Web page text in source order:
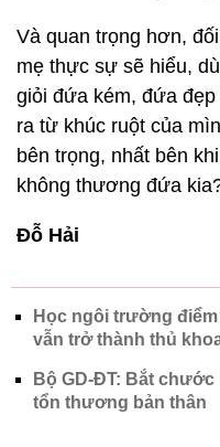
Và quan trọng hơn,
mẹ thực sự sẽ hiểu,
giỏi đứa kém, đứa
ra từ khúc ruột của
bên trọng, nhất bên
không thương đứa
Đỗ Hải
Học ngôi trường
vẫn trở thành thủ
Bộ GD-ĐT: Bắt
tổn thương bản thân